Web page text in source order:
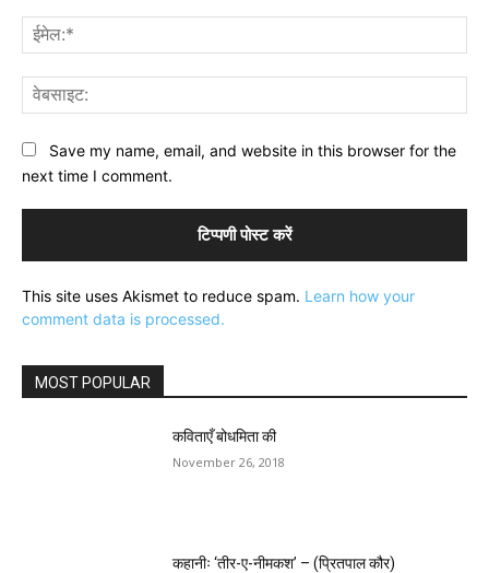
Save my name, email, and website in this browser for the
next time I comment.
This site uses Akismet to reduce spam. Learn how your
comment data is processed.
MOST POPULAR
कविताएँ बोधमिता की
November 26, 2018
कहानीः ‘तीर-ए-नीमकश’ – (प्रितपाल कौर)